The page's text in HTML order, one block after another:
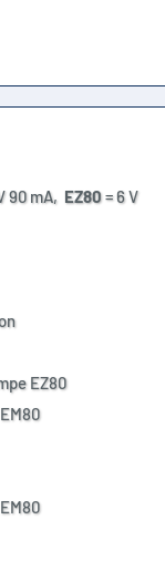
90 mA, EZ80= 6 V
EZ80